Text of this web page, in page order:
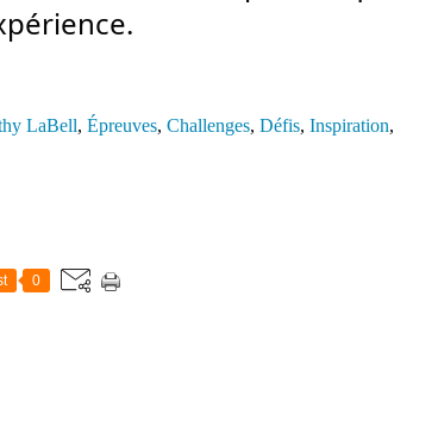
LaBell, Épreuves, Challenges, Défis, Inspiration,
0